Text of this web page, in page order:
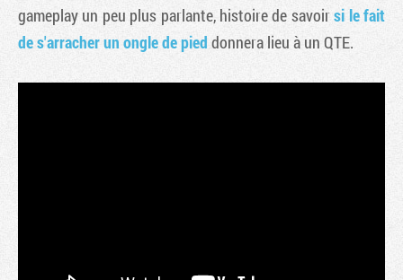
gameplay un peu plus parlante, histoire de savoirsi le fait
de s'arracher un ongle de pied donnera lieu à un QTE.